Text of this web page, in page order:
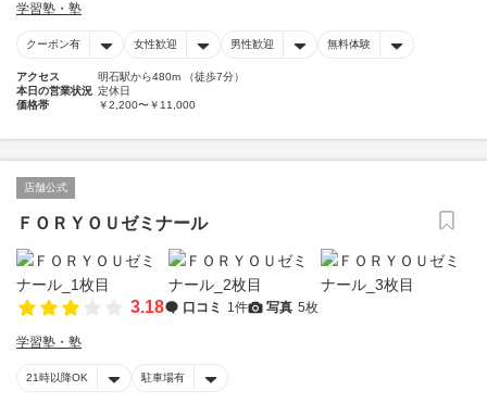
学習塾・塾
クーポン有 女性歓迎 男性歓迎 無料体験
アクセス
明石駅から480m （徒歩7分）
本日の営業状況 定休日
価格帯
￥2,200〜￥11,000
店舗公式
ＦＯＲＹＯＵゼミナール
3.18 口コミ 1件 写真 5枚
学習塾・塾
21時以降OK 駐車場有